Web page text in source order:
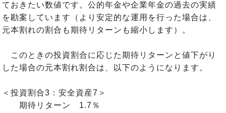
ておきたい数値です。公的年金や企業年金の過去の実績
を勘案しています（より安定的な運用を行った場合は、
元本割れの割合も期待リターンも縮小します）。
このときの投資割合に応じた期待リターンと値下がり
した場合の元本割れ割合は、以下のようになります。
＜投資割合3：安全資産7＞
期待リターン 1.7％